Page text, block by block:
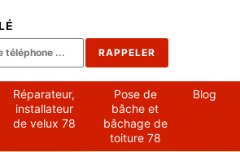
Réparateur,
installateur
de velux 78
Pose de
bâche et
bâchage de
toiture 78
Blog